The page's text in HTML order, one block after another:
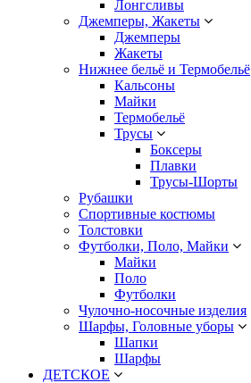
Лонгсливы
Джемперы, Жакеты
Джемперы
Жакеты
Нижнее бельё и Термобельё
Кальсоны
Майки
Термобельё
Трусы
Боксеры
Плавки
Трусы-Шорты
Рубашки
Спортивные костюмы
Толстовки
Футболки, Поло, Майки
Майки
Поло
Футболки
Чулочно-носочные изделия
Шарфы, Головные уборы
Шапки
Шарфы
ДЕТСКОЕ